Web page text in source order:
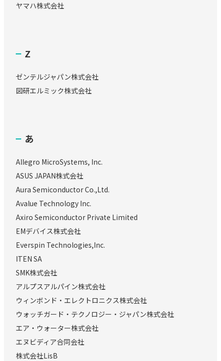
ヤマハ株式会社
Z
ゼンテルジャパン株式会社
図研エルミック株式会社
あ
Allegro MicroSystems, Inc.
ASUS JAPAN株式会社
Aura Semiconductor Co.,Ltd.
Avalue Technology Inc.
Axiro Semiconductor Private Limited
EMデバイス株式会社
Everspin Technologies,Inc.
ITEN SA
SMK株式会社
アルプスアルパイン株式会社
ウィンボンド・エレクトロニクス株式会社
ウォッチガード・テクノロジー・ジャパン株式会社
エア・ウォーター株式会社
エヌビディア合同会社
株式会社LisB